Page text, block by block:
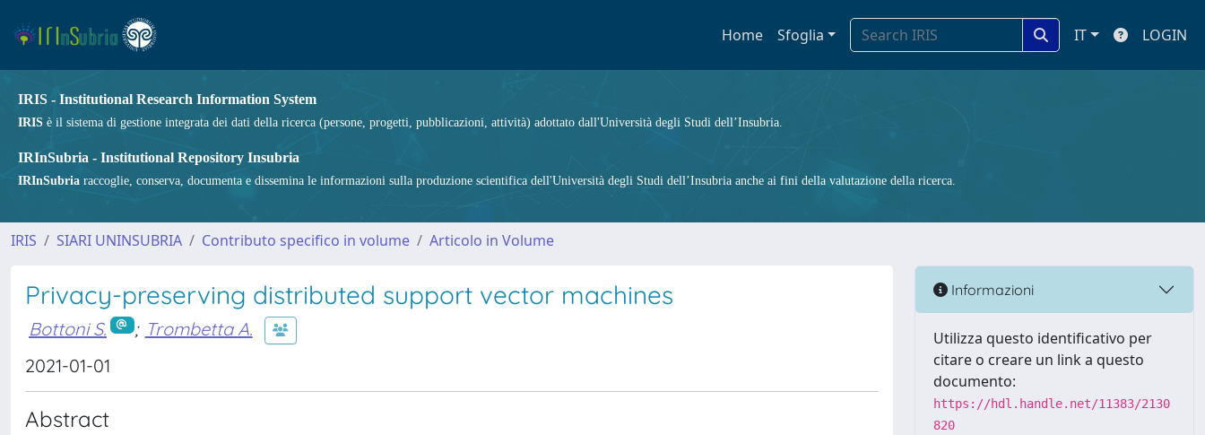
Home Sfoglia IT LOGIN
IRIS - Institutional Research Information System
IRIS è il sistema di gestione integrata dei dati della ricerca (persone, progetti, pubblicazioni, attività) adottato dall'Università degli Studi dell’Insubria.
IRInSubria - Institutional Repository Insubria
IRInSubria raccoglie, conserva, documenta e dissemina le informazioni sulla produzione scientifica dell'Università degli Studi dell’Insubria anche ai fini della valutazione della ricerca.
IRIS SIARI UNINSUBRIA Contributo specifico in volume Articolo in Volume
Privacy-preserving distributed support vector machines
Bottoni S. ; Trombetta A.
2021-01-01
Abstract
Informazioni
Utilizza questo identificativo per
citare o creare un link a questo
documento:
https://hdl.handle.net/11383/2130
820